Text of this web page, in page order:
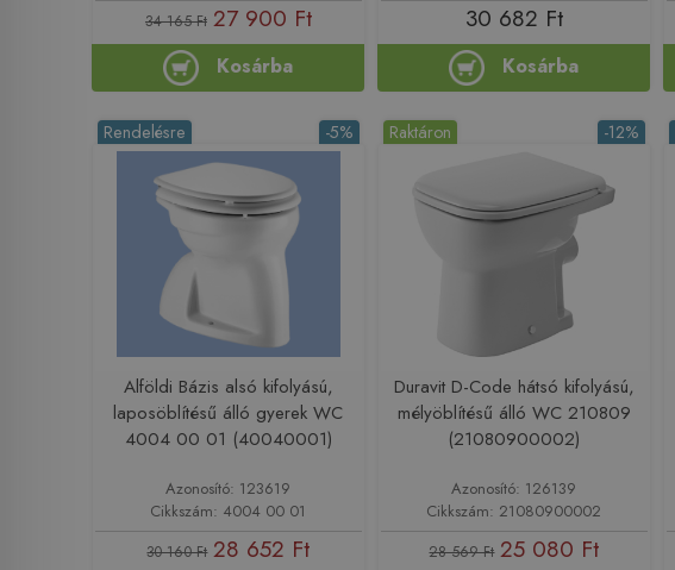
34 165 Ft 27 900 Ft
Kosárba
30 682 Ft
Kosárba
-5%
Rendelésre
Alföldi Bázis alsó kifolyású,
laposöblítésű álló gyerek WC
4004 00 01 (40040001)
Azonosító: 123619
Cikkszám: 4004 00 01
30 160 Ft 28 652 Ft
-12%
Raktáron
Duravit D-Code hátsó kifolyású,
mélyöblítésű álló WC 210809
(21080900002)
Azonosító: 126139
Cikkszám: 21080900002
28 569 Ft 25 080 Ft